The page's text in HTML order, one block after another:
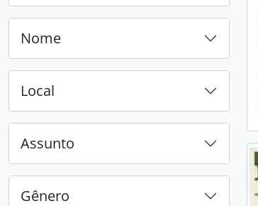
Nome
Local
Assunto
Gênero